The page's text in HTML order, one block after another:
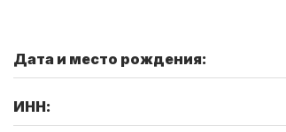
Дата и место рождения:
ИНН: